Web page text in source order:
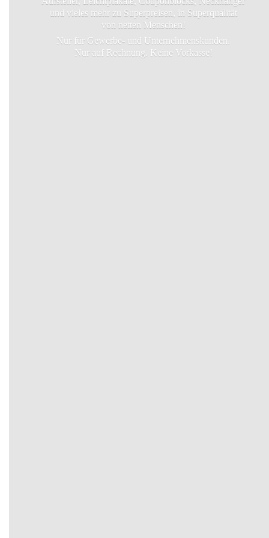
und vieles mehr zu Superpreisen, in Superqualität
von netten Menschen!
Nur für Gewerbe- und Unternehmenskunden.
Nur auf Rechnung. Keine Vorkasse!